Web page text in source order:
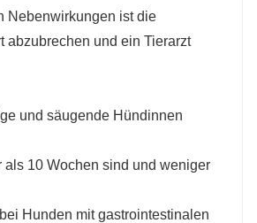
Nebenwirkungen ist die
abzubrechen und ein Tierarzt
und säugende Hündinnen
als 10 Wochen sind und weniger
Hunden mit gastrointestinalen